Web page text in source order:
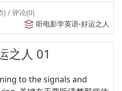
/ 评论(0)
听电影学英语-好运之人
之人 01
to the signals and